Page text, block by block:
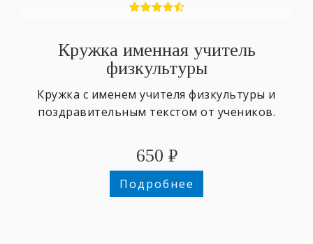
Кружка именная учитель
физкультуры
Кружка с именем учителя физкультуры и
поздравительным текстом от учеников.
650 ₽
Подробнее